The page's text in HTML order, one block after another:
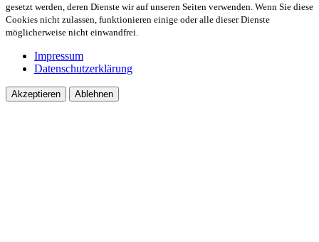
gesetzt werden, deren Dienste wir auf unseren Seiten verwenden. Wenn Sie diese
Cookies nicht zulassen, funktionieren einige oder alle dieser Dienste
möglicherweise nicht einwandfrei.
Impressum
Datenschutzerklärung
Akzeptieren Ablehnen